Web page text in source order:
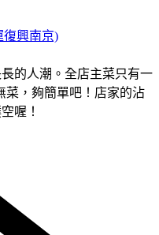
復興南京)
的人潮。全店主菜只有一
菜，夠簡單吧！店家的沾
喔！